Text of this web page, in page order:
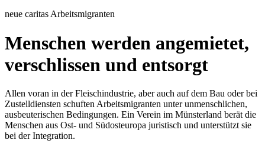
neue caritas Arbeitsmigranten
Menschen werden angemietet,
verschlissen und entsorgt
Allen voran in der Fleischindustrie, aber auch auf dem Bau oder bei
Zustelldiensten schuften Arbeitsmigranten unter unmenschlichen,
ausbeuterischen Bedingungen. Ein Verein im Münsterland berät die
Menschen aus Ost- und Südosteuropa juristisch und unterstützt sie
bei der Integration.